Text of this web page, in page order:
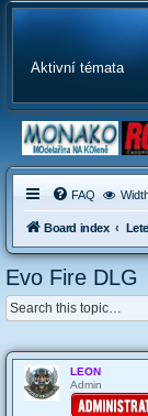
Aktivní témata
FAQ
Board index
Evo Fire DLG
LEON
Admin